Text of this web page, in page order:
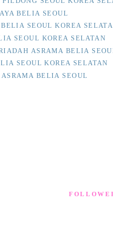
BELIA SEOUL
SEOUL KOREA
SEOUL KOREA SELATAN
ASRAMA BELIA
SEOUL KOREA SELATAN
BELIA SEOUL